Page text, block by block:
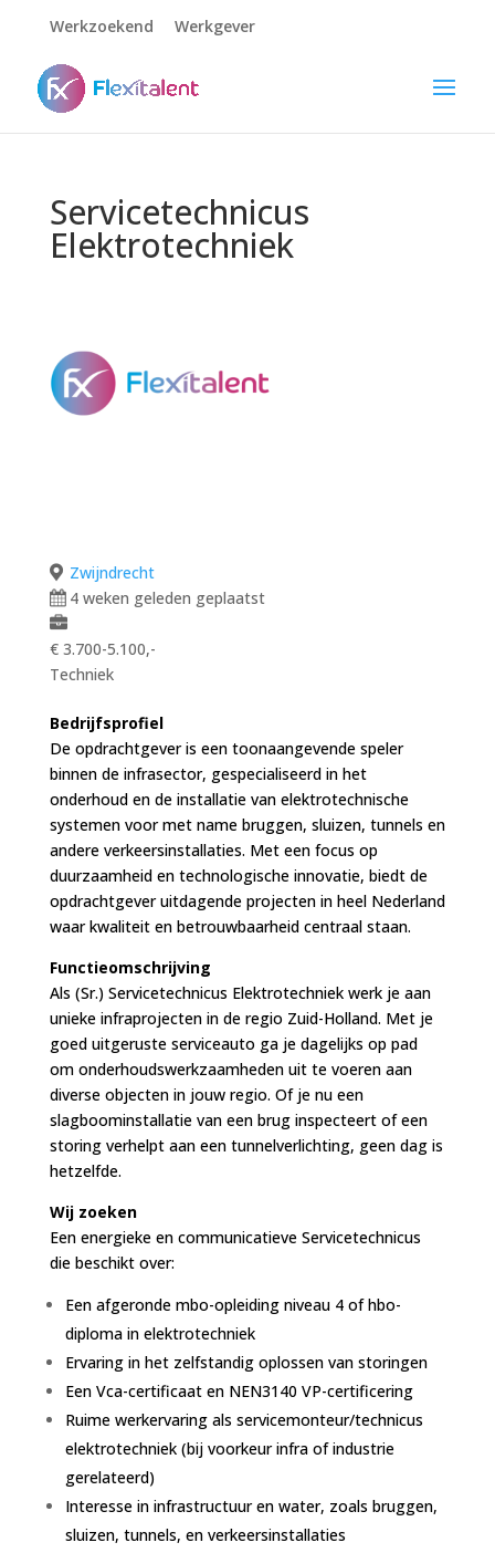
Werkzoekend Werkgever
Servicetechnicus
Elektrotechniek
Zwijndrecht
4 weken geleden geplaatst
€ 3.700-5.100,-
Techniek
Bedrijfsprofiel
De opdrachtgever is een toonaangevende speler
binnen de infrasector, gespecialiseerd in het
onderhoud en de installatie van elektrotechnische
systemen voor met name bruggen, sluizen, tunnels en
andere verkeersinstallaties. Met een focus op
duurzaamheid en technologische innovatie, biedt de
opdrachtgever uitdagende projecten in heel Nederland
waar kwaliteit en betrouwbaarheid centraal staan.
Functieomschrijving
Als (Sr.) Servicetechnicus Elektrotechniek werk je aan
unieke infraprojecten in de regio Zuid-Holland. Met je
goed uitgeruste serviceauto ga je dagelijks op pad
om onderhoudswerkzaamheden uit te voeren aan
diverse objecten in jouw regio. Of je nu een
slagboominstallatie van een brug inspecteert of een
storing verhelpt aan een tunnelverlichting, geen dag is
hetzelfde.
Wij zoeken
Een energieke en communicatieve Servicetechnicus
die beschikt over:
Een afgeronde mbo-opleiding niveau 4 of hbo-
diploma in elektrotechniek
Ervaring in het zelfstandig oplossen van storingen
Een Vca-certificaat en NEN3140 VP-certificering
Ruime werkervaring als servicemonteur/technicus
elektrotechniek (bij voorkeur infra of industrie
gerelateerd)
Interesse in infrastructuur en water, zoals bruggen,
sluizen, tunnels, en verkeersinstallaties